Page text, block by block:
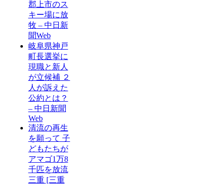
郡上市のス
キー場に放
牧 – 中日新
聞Web
岐阜県神戸
町長選挙に
現職と新人
が立候補 ２
人が訴えた
公約とは？
– 中日新聞
Web
清流の再生
を願って 子
どもたちが
アマゴ1万8
千匹を放流
三重 [三重